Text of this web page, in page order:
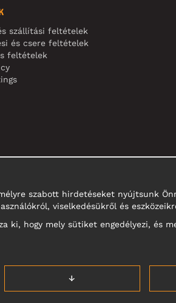
szállítási feltételek
és csere feltételek
feltételek
szabott hirdetéseket nyújtsunk
viselkedésükről és
ki, hogy mely sütiket engedélyezi, és
↓